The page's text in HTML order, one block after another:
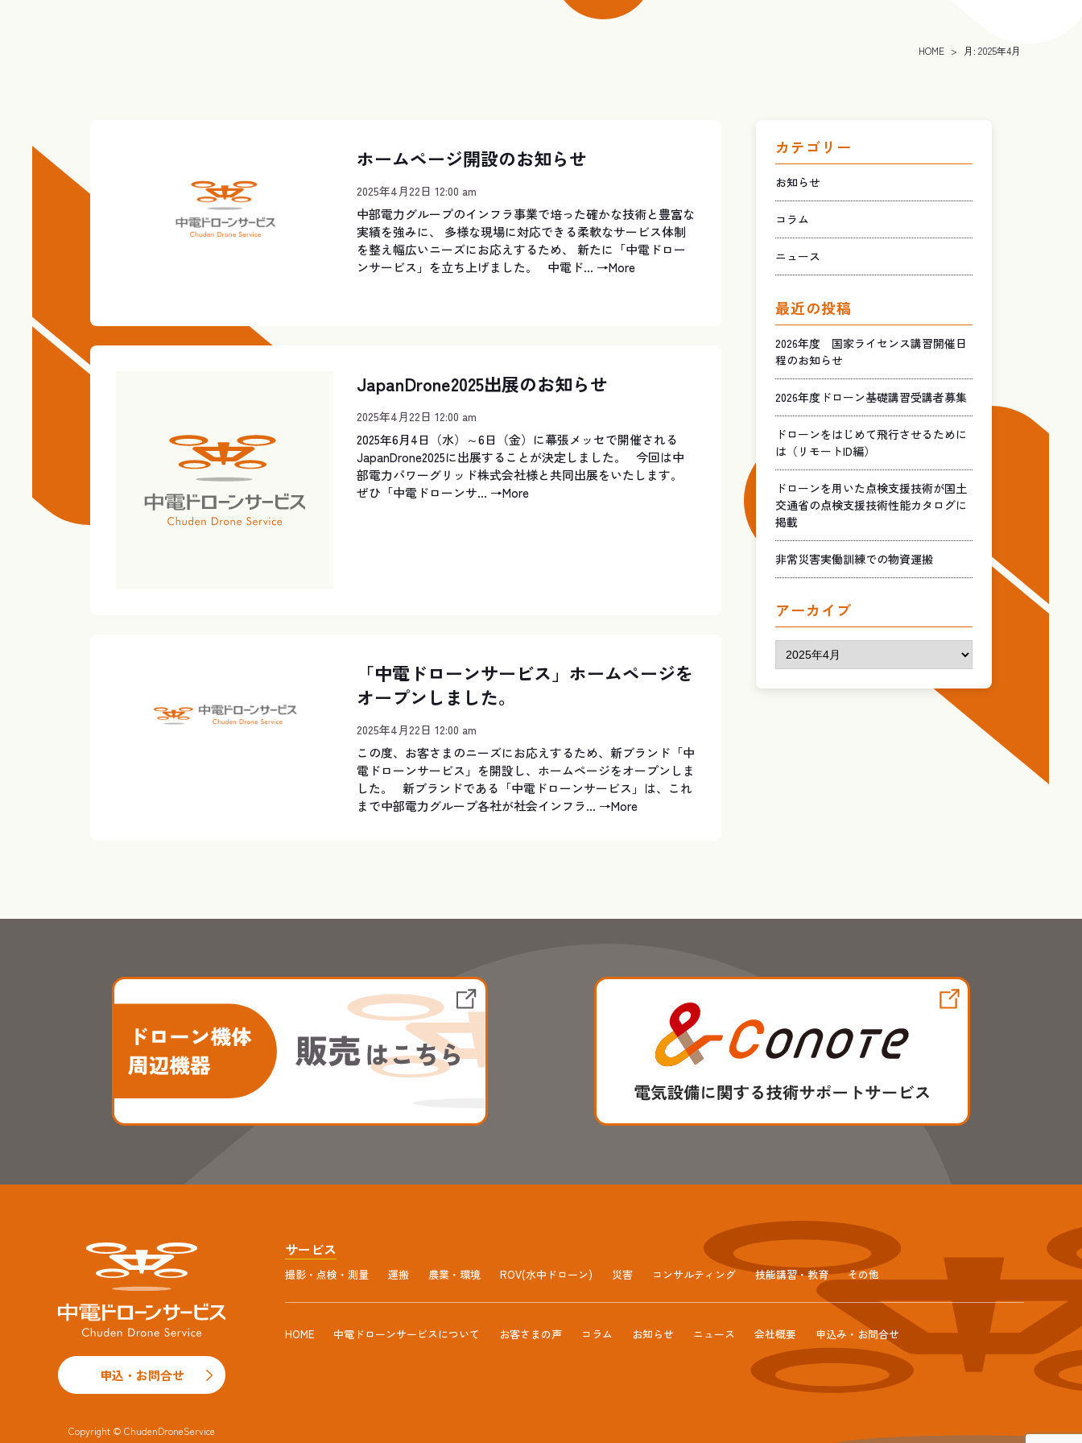
HOME > 月: 2025年4月
ホームページ開設のお知らせ
2025年4月22日 12:00 am
中部電力グループのインフラ事業で培った確かな技術と豊富な
実績を強みに、 多様な現場に対応できる柔軟なサービス体制
を整え幅広いニーズにお応えするため、 新たに「中電ドロー
ンサービス」を立ち上げました。 中電ド... →More
JapanDrone2025出展のお知らせ
2025年4月22日 12:00 am
2025年6月4日（水）～6日（金）に幕張メッセで開催される
JapanDrone2025に出展することが決定しました。 今回は中
部電力パワーグリッド株式会社様と共同出展をいたします。
ぜひ「中電ドローンサ... →More
「中電ドローンサービス」ホームページを
オープンしました。
2025年4月22日 12:00 am
この度、お客さまのニーズにお応えするため、新ブランド「中
電ドローンサービス」を開設し、ホームページをオープンしま
した。 新ブランドである「中電ドローンサービス」は、これ
まで中部電力グループ各社が社会インフラ... →More
カテゴリー
お知らせ
コラム
ニュース
最近の投稿
2026年度 国家ライセンス講習開催日
程のお知らせ
2026年度ドローン基礎講習受講者募集
ドローンをはじめて飛行させるために
は（リモートID編）
ドローンを用いた点検支援技術が国土
交通省の点検支援技術性能カタログに
掲載
非常災害実働訓練での物資運搬
アーカイブ
申込・お問合せ
Copyright © ChudenDroneService
サービス
撮影・点検・測量 運搬 農業・環境 ROV(水中ドローン) 災害 コンサルティング 技能講習・教育 その他
HOME 中電ドローンサービスについて お客さまの声 コラム お知らせ ニュース 会社概要 申込み・お問合せ